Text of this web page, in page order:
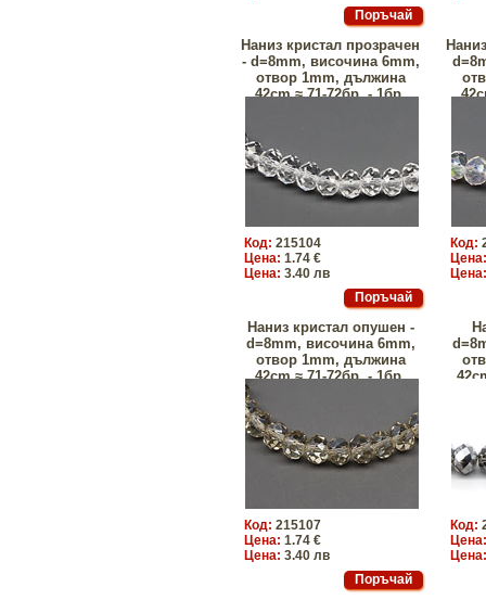
Наниз кристал прозрачен
- d=8mm, височина 6mm,
отвор 1mm, дължина
42сm ≈ 71-72бр. - 1бр.
Код: 215104
Цена: 1.74 €
Цена: 3.40 лв
Код:
Наниз кристал опушен -
d=8mm, височина 6mm,
отвор 1mm, дължина
42сm ≈ 71-72бр. - 1бр.
Код: 215107
Цена: 1.74 €
Цена: 3.40 лв
Код: